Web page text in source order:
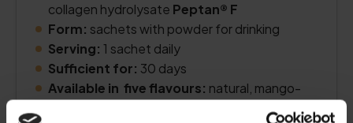
collagen hydrolysate Peptan® F
Form: sachets with powder for drinking
Serving: 1 sachet daily
Sufficient for: 30 days
Available in five flavours: natural, mango-
passion fruit, blackberry, strawberry-rhubarb,